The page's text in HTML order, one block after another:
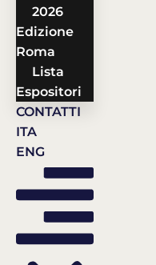
2026
Edizione
Roma
Lista
Espositori
CONTATTI
ITA
ENG